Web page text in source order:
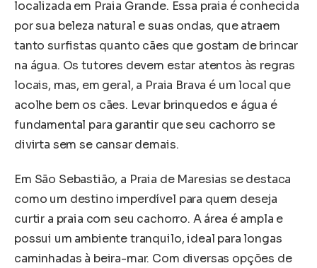
localizada em Praia Grande. Essa praia é conhecida
por sua beleza natural e suas ondas, que atraem
tanto surfistas quanto cães que gostam de brincar
na água. Os tutores devem estar atentos às regras
locais, mas, em geral, a Praia Brava é um local que
acolhe bem os cães. Levar brinquedos e água é
fundamental para garantir que seu cachorro se
divirta sem se cansar demais.
Em São Sebastião, a Praia de Maresias se destaca
como um destino imperdível para quem deseja
curtir a praia com seu cachorro. A área é ampla e
possui um ambiente tranquilo, ideal para longas
caminhadas à beira-mar. Com diversas opções de